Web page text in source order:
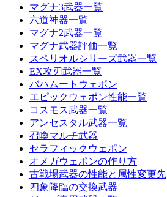
マグナ3武器一覧
六道神器一覧
マグナ2武器一覧
マグナ武器評価一覧
スペリオルシリーズ武器一覧
EX攻刃武器一覧
バハムートウェポン
エピックウェポン性能一覧
コスモス武器一覧
アンセスタル武器一覧
召喚マルチ武器
セラフィックウェポン
オメガウェポンの作り方
古戦場武器の性能と属性変更先
四象降臨の交換武器